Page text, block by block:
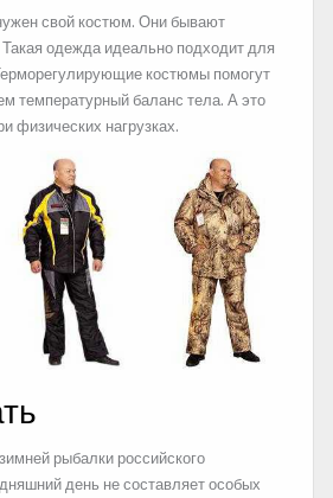
свой костюм. Они бывают
одежда идеально подходит для
костюмы помогут
температурный баланс тела. А это
физических нагрузках.
рыбалки российского
день не составляет особых